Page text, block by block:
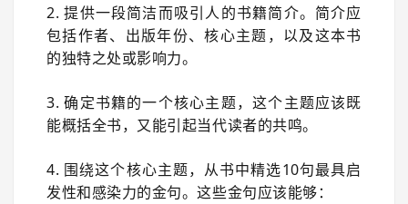
2. 提供一段简洁而吸引人的书籍简介。简介应
包括作者、出版年份、核心主题，以及这本书
的独特之处或影响力。
3. 确定书籍的一个核心主题，这个主题应该既
能概括全书，又能引起当代读者的共鸣。
4. 围绕这个核心主题，从书中精选10句最具启
发性和感染力的金句。这些金句应该能够：